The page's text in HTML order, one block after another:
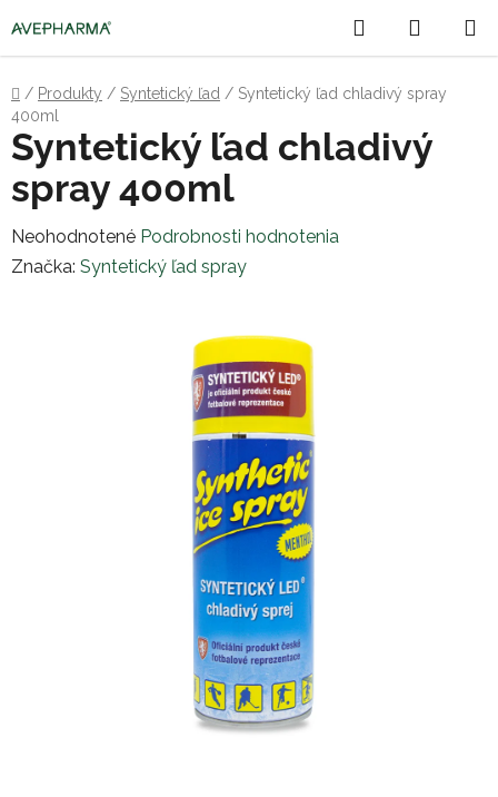
na
obsah
Hľadať
KOŠÍK
Domov
/ Produkty / Syntetický ľad / Syntetický ľad chladivý spray
400ml
Syntetický ľad chladivý
spray 400ml
Priemerné
hodnotenie
Neohodnotené Podrobnosti hodnotenia
Značka: Syntetický ľad spray